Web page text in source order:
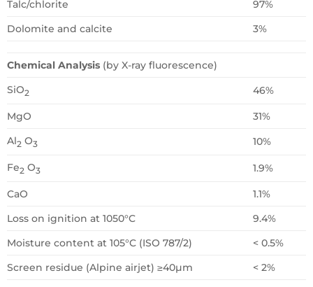
Talc/chlorite
97%
Dolomite and calcite
3%
Chemical Analysis(by X-ray fluorescence)
SiO2 46%
MgO
31%
Al2 O3 10%
Fe2 O3 1.9%
CaO
1.1%
Loss on ignition at 1050°C
9.4%
Moisture content at 105°C (ISO 787/2)
< 0.5%
Screen residue (Alpine airjet) ≥40µm
< 2%